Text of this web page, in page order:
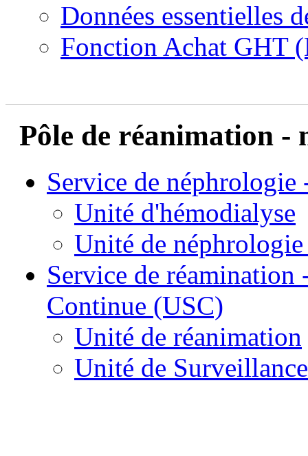
Données essentielles
Fonction Achat GHT
Pôle de réanimation -
Service de néphrologie
Unité d'hémodialyse
Unité de
Service de
Continue (USC)
Unité de réanimation
Unité de